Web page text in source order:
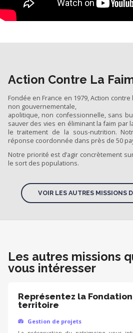
Action Contre La
Fondée en France en 1979, Action
non gouvernementale,
apolitique, non confessionnelle, sans
sauver des vies en éliminant la faim par
le traitement de la sous-nutrition.
réponse coordonnée dans près de 50
Notre priorité est d’agir concrètement
le sort des populations.
VOIR LES AUTRES MISSIONS
Les autres missions
vous intéresser
Représentez la
territoire
Gestion de projets